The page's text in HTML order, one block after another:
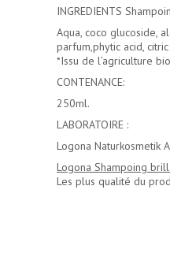
INGREDIENTS
Aqua, coco glucoside,
parfum,phytic acid,
*Issu de l’agriculture
CONTENANCE:
250ml.
LABORATOIRE :
Logona Naturkosmetik
Logona Shampoing
Les plus qualité du